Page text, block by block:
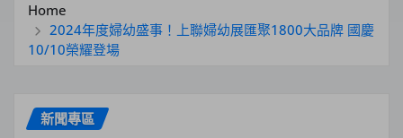
Home
2024年度婦幼盛事！上聯婦幼展匯聚1800大品牌 國慶
10/10榮耀登場
新聞專區